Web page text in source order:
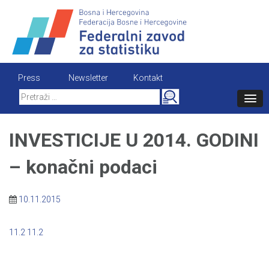
content
Press Newsletter
Kontakt
Search
for:
INVESTICIJE U 2014. GODINI
– konačni podaci
10.11.2015
11.2 11.2